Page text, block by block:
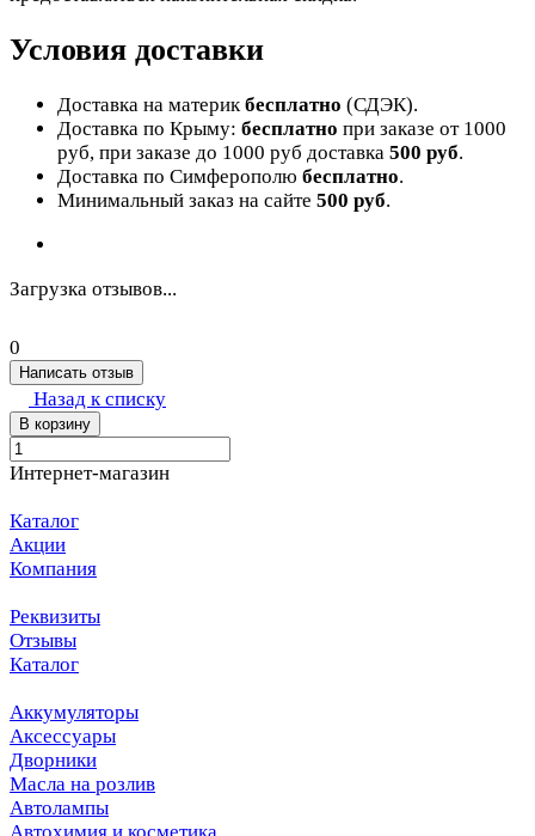
Условия доставки
Доставка на материкбесплатно (СДЭК).
Доставка по Крыму: бесплатно при заказе от 1000
руб, при заказе до 1000 руб доставка 500 руб.
Доставка по Симферополю бесплатно.
Минимальный заказ на сайте 500 руб.
Загрузка отзывов...
0
Написать отзыв
Назад к списку
В корзину
Интернет-магазин
Каталог
Акции
Компания
Реквизиты
Отзывы
Каталог
Аккумуляторы
Аксессуары
Дворники
Масла на розлив
Автолампы